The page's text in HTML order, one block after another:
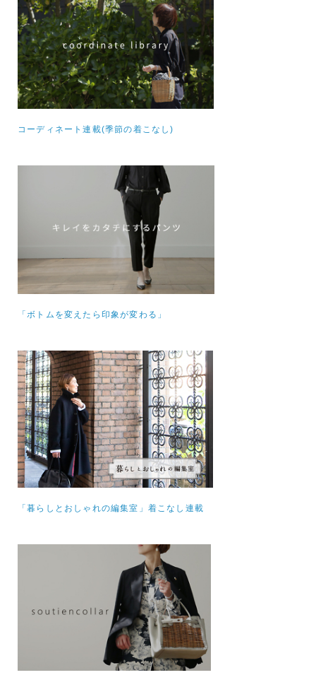
コーディネート連載(季節の着こなし)
「ボトムを変えたら印象が変わる」
「暮らしとおしゃれの編集室」着こなし連載